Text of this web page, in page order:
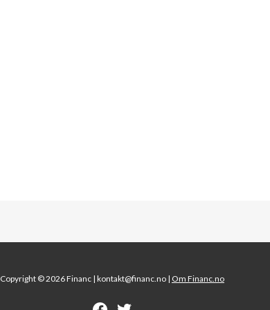
Copyright © 2026 Financ | kontakt@financ.no | Om Financ.no